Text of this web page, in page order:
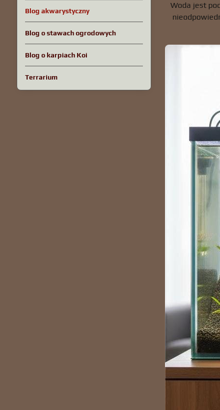
Woda jest
Blog akwarystyczny
Blog o stawach ogrodowych
Blog o karpiach Koi
Terrarium